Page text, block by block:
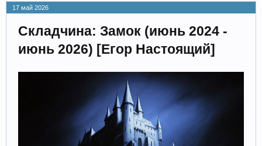
17 май 2026
Складчина: Замок (июнь 2024 -
июнь 2026) [Егор Настоящий]